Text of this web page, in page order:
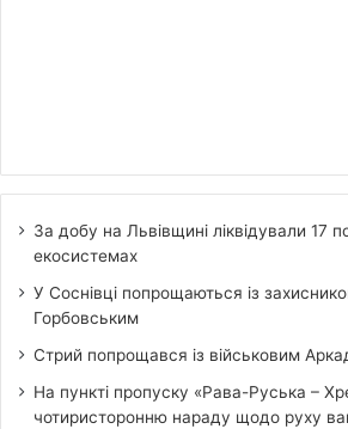
За добу на Львівщині ліквідували 17
екосистемах
У Соснівці попрощаються із
Горбовським
Стрий попрощався із військовим
На пункті пропуску «Рава-Руська –
чотиристоронню нараду щодо руху